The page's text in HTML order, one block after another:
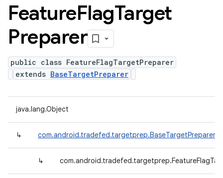
FeatureFlagTarget
Preparer
public class FeatureFlagTargetPreparer
extends BaseTargetPreparer
java.lang.Object
↳ com.android.tradefed.targetprep.BaseTargetPreparer
↳